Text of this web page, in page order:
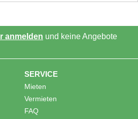
anmelden und keine Angebote
SERVICE
Mieten
Vermieten
FAQ